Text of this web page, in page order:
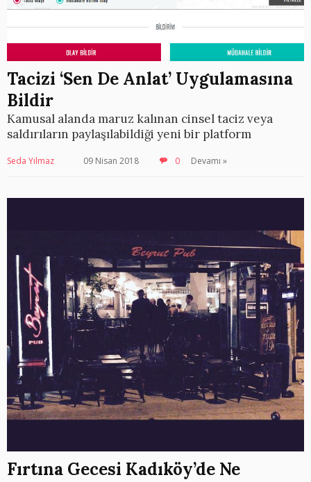
Tacizi ‘Sen De Anlat’ Uygulamasına
Bildir
Kamusal alanda maruz kalınan cinsel taciz veya
saldırıların paylaşılabildiği yeni bir platform
Seda Yılmaz 09 Nisan 2018 0 Devamı »
Fırtına Gecesi Kadıköy’de Ne